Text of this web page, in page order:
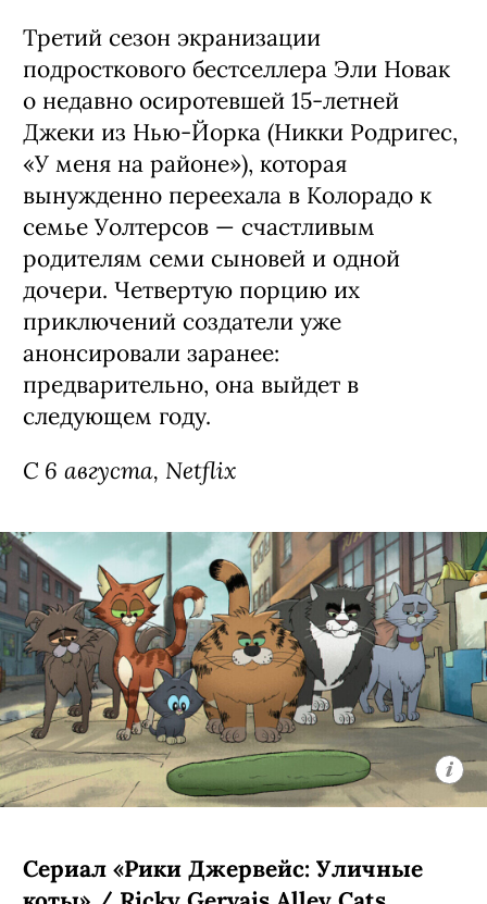
Третий сезон экранизации
подросткового бестселлера Эли Новак
о недавно осиротевшей 15-летней
Джеки из Нью-Йорка (Никки Родригес,
«У меня на районе»), которая
вынужденно переехала в Колорадо к
семье Уолтерсов — счастливым
родителям семи сыновей и одной
дочери. Четвертую порцию их
приключений создатели уже
анонсировали заранее:
предварительно, она выйдет в
следующем году.
С 6 августа, Netflix
Сериал «Рики Джервейс: Уличные